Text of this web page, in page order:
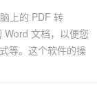
上的 PDF 转
Word 文档，以便您
等。这个软件的操